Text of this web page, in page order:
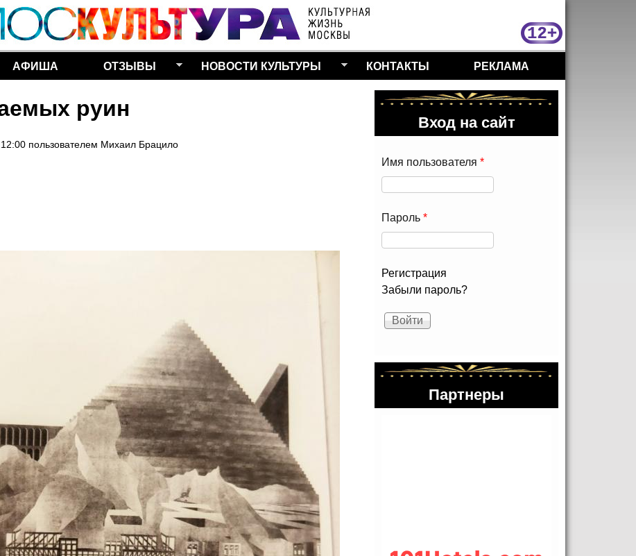
Перейти к основному
содержанию
АФИША ОТЗЫВЫ НОВОСТИ КУЛЬТУРЫ КОНТАКТЫ РЕКЛАМА
руин
пользователем Михаил Брацило
Вход на сайт
Имя пользователя *
Пароль *
Регистрация
Забыли пароль?
Партнеры